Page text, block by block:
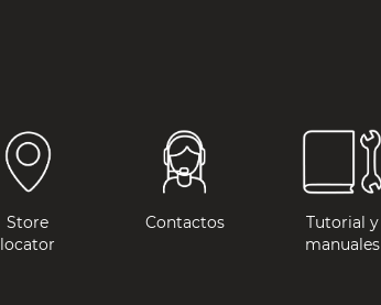
Store
locator
Contactos
Tutorial y
manuales